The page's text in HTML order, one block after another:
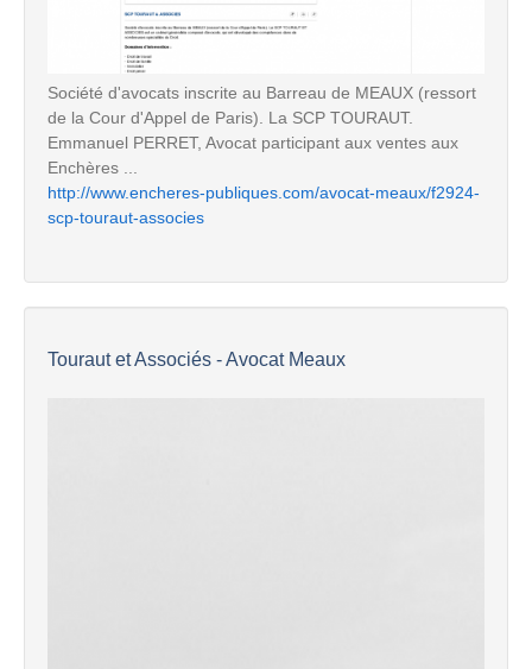
Société d'avocats inscrite au Barreau de MEAUX (ressort
de la Cour d'Appel de Paris). La SCP TOURAUT.
Emmanuel PERRET, Avocat participant aux ventes aux
Enchères ...
http://www.encheres-publiques.com/avocat-meaux/f2924-
scp-touraut-associes
Touraut et Associés - Avocat Meaux